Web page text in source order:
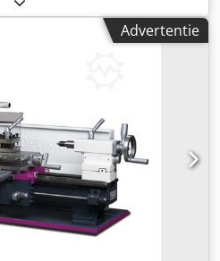
traploos regelbaar,
koop aangeboden: een
Deze serie kenmerkt zich
en de volledig
de naam al doet
werken met een constante
in onze werkplaats grondig
geometrisch, technisch
Alle geleidingen zijn in
lopen stil en de hendels
harte welkom om de Primus
testen. Wij kijken uit naar
Advertentie